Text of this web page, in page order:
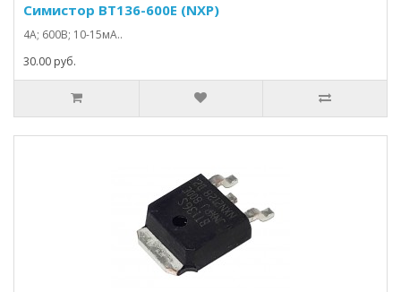
Симистор BT136-600E (NXP)
4А; 600В; 10-15мА..
30.00 руб.